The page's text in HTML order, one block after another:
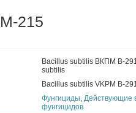
215
Bacillus subtilis ВКПМ В-
subtilis
Bacillus subtilis VKPM B-
Фунгициды, Действующие
фунгицидов